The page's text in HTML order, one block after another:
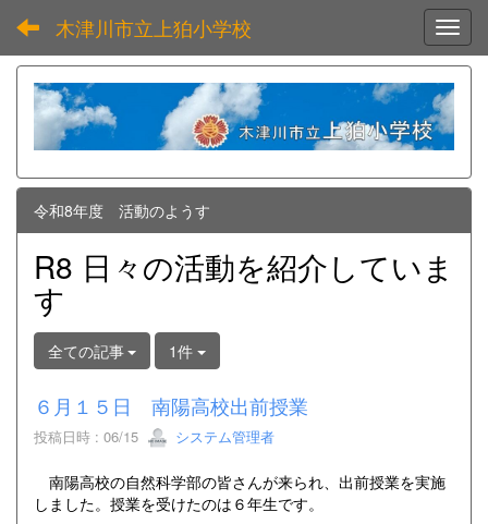
木津川市立上狛小学校
令和8年度 活動のようす
R8 日々の活動を紹介していま
す
全ての記事 1件
６月１５日 南陽高校出前授業
投稿日時 : 06/15 システム管理者
南陽高校の自然科学部の皆さんが来られ、出前授業を実施
しました。授業を受けたのは６年生です。